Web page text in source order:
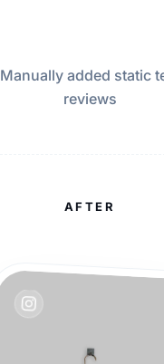
Manually added static
reviews
AFTER